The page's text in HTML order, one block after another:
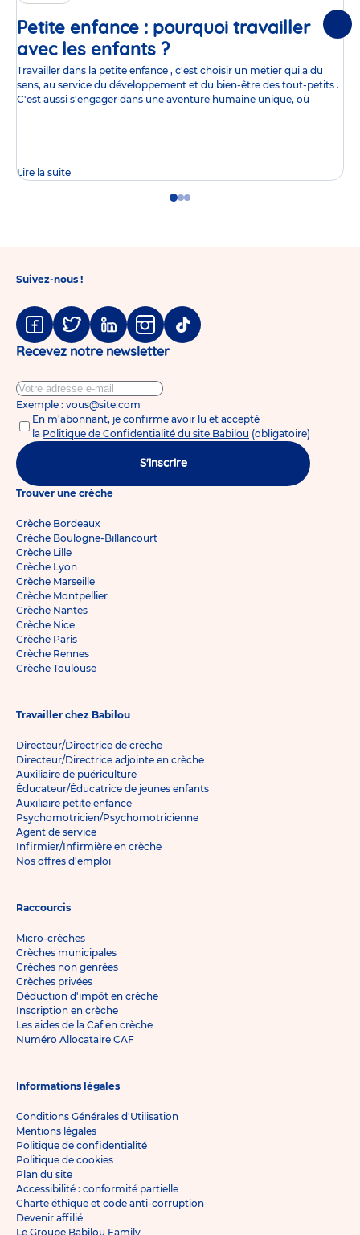
Petite enfance : pourquoi travailler
avec les enfants ?Article
Travailler dans la petite enfance , c'est choisir un métier qui a du
sens, au service du développement et du bien-être des tout-petits .
C'est aussi s'engager dans une aventure humaine unique, où
Lire la suite
GoGoGo
Suivez-nous !
Facebook
TwitterLinkedinInstagram
Tiktok
Recevez notre newsletter
Exemple : vous@site.com
En m'abonnant, je confirme avoir lu et accepté
la Politique de Confidentialité du site Babilou (obligatoire)
S'inscrire
Trouver une crèche
Crèche Bordeaux
Crèche Boulogne-Billancourt
Crèche Lille
Crèche Lyon
Crèche Marseille
Crèche Montpellier
Crèche Nantes
Crèche Nice
Crèche Paris
Crèche Rennes
Crèche Toulouse
Travailler chez Babilou
Directeur/Directrice de crèche
Directeur/Directrice adjointe en crèche
Auxiliaire de puériculture
Éducateur/Éducatrice de jeunes enfants
Auxiliaire petite enfance
Psychomotricien/Psychomotricienne
Agent de service
Infirmier/Infirmière en crèche
Nos offres d'emploi
Raccourcis
Micro-crèches
Crèches municipales
Crèches non genrées
Crèches privées
Déduction d'impôt en crèche
Inscription en crèche
Les aides de la Caf en crèche
Numéro Allocataire CAF
Informations légales
Conditions Générales d'Utilisation
Mentions légales
Politique de confidentialité
Politique de cookies
Plan du site
Accessibilité : conformité partielle
Charte éthique et code anti-corruption
Devenir affilié
Le Groupe Babilou Family